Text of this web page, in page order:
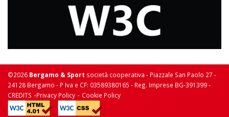
©2026 Bergamo & Sport società cooperativa - Piazzale San Paolo 27 -
24128 Bergamo - P Iva e CF: 03589380165 - Reg. Imprese BG-391399 -
CREDITS -Privacy Policy - Cookie Policy